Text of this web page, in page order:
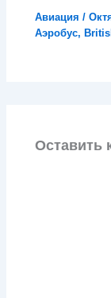
Авиация /
Аэробус,
Оставить